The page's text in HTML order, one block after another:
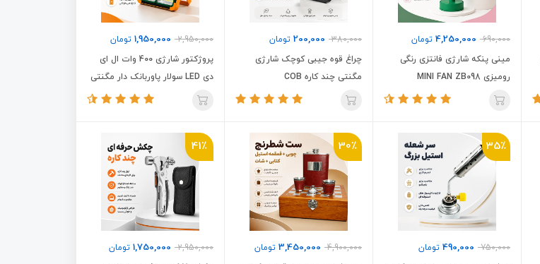
690,000
4,250,000 تومان
مینی پنکه شارژی فانتزی رنگی
رومیزی MINI FAN ZB098
380,000
200,000 تومان
چراغ قوه جیبی کوچک شارژی
مگنتی چند کاره COB
2,950,000
1,950,000 تومان
پروژکتور شارژی 400 وات ال ای
دی LED سولار پاوربانک دار مگنتی
قلابدار آفتابی/مهتابی Inko YCL-
35٪
750,000
490,000 تومان
30٪
4,900,000
3,450,000 تومان
41٪
2,950,000
1,750,000 تومان